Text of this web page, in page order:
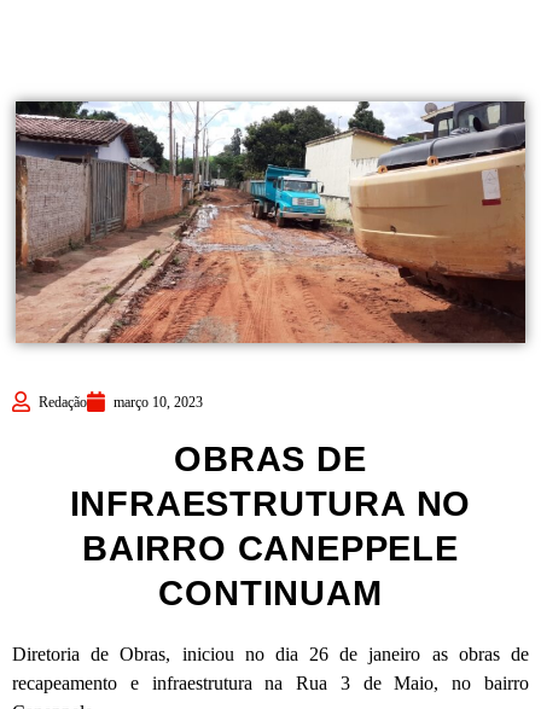
Redação março 10, 2023
OBRAS DE
INFRAESTRUTURA NO
BAIRRO CANEPPELE
CONTINUAM
Diretoria de Obras, iniciou no dia 26 de janeiro as obras de
recapeamento e infraestrutura na Rua 3 de Maio, no bairro